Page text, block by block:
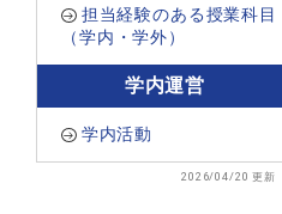
担当経験のある授業科目
（学内・学外）
学内運営
学内活動
2026/04/20 更新